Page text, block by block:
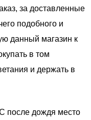
за доставленные
подобного и
данный магазин к
в том
и держать в
после дождя место